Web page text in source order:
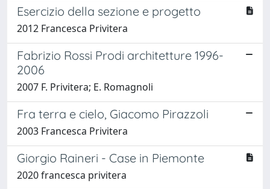
Esercizio della sezione e progetto
2012 Francesca Privitera
Fabrizio Rossi Prodi architetture 1996-
2006
2007 F. Privitera; E. Romagnoli
Fra terra e cielo, Giacomo Pirazzoli
2003 Francesca Privitera
Giorgio Raineri - Case in Piemonte
2020 francesca privitera